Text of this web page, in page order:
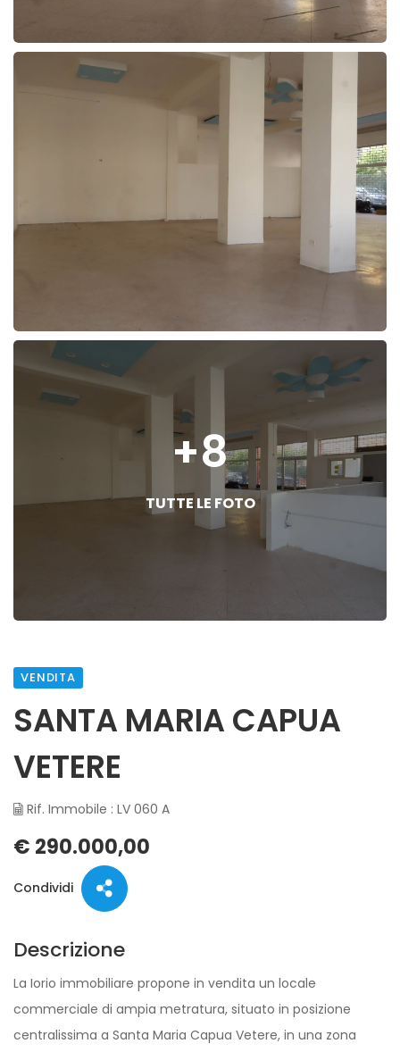
+8
TUTTE LE FOTO
VENDITA
SANTA MARIA CAPUA
VETERE
Rif. Immobile : LV 060 A
€ 290.000,00
Condividi
Descrizione
La Iorio immobiliare propone in vendita un locale
commerciale di ampia metratura, situato in posizione
centralissima a Santa Maria Capua Vetere, in una zona